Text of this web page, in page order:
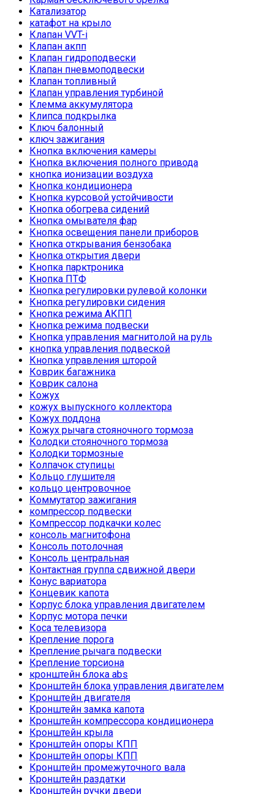
Катализатор
катафот на крыло
Клапан VVT-i
Клапан акпп
Клапан гидроподвески
Клапан пневмоподвески
Клапан топливный
Клапан управления турбиной
Клемма аккумулятора
Клипса подкрылка
Ключ балонный
ключ зажигания
Кнопка включения камеры
Кнопка включения полного привода
кнопка ионизации воздуха
Кнопка кондиционера
Кнопка курсовой устойчивости
Кнопка обогрева сидений
Кнопка омывателя фар
Кнопка освещения панели приборов
Кнопка открывания бензобака
Кнопка открытия двери
Кнопка парктроника
Кнопка ПТФ
Кнопка регулировки рулевой колонки
Кнопка регулировки сидения
Кнопка режима АКПП
Кнопка режима подвески
Кнопка управления магнитолой на руль
кнопка управления подвеской
Кнопка управления шторой
Коврик багажника
Коврик салона
Кожух
кожух выпускного коллектора
Кожух поддона
Кожух рычага стояночного тормоза
Колодки стояночного тормоза
Колодки тормозные
Колпачок ступицы
Кольцо глушителя
кольцо центровочное
Коммутатор зажигания
компрессор подвески
Компрессор подкачки колес
консоль магнитофона
Консоль потолочная
Консоль центральная
Контактная группа сдвижной двери
Конус вариатора
Концевик капота
Корпус блока управления двигателем
Корпус мотора печки
Коса телевизора
Крепление порога
Крепление рычага подвески
Крепление торсиона
кронштейн блока abs
Кронштейн блока управления двигателем
Кронштейн двигателя
Кронштейн замка капота
Кронштейн компрессора кондиционера
Кронштейн крыла
Кронштейн опоры КПП
Кронштейн опоры КПП
Кронштейн промежуточного вала
Кронштейн раздатки
Кронштейн ручки двери